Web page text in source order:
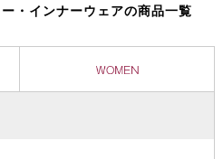
・インナーウェアの商品一覧